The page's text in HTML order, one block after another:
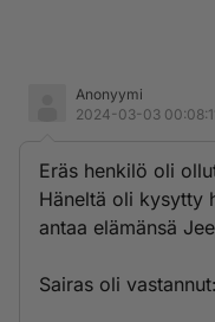
Anonyymi
2024-03-03
Eräs henkilö oli
Häneltä oli kysytty
antaa elämänsä
Sairas oli vastannut: